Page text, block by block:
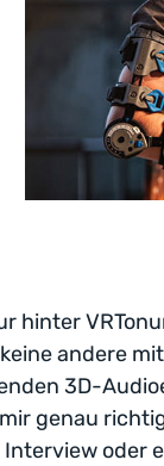
hinter
andere
3D-
genau
Interview oder